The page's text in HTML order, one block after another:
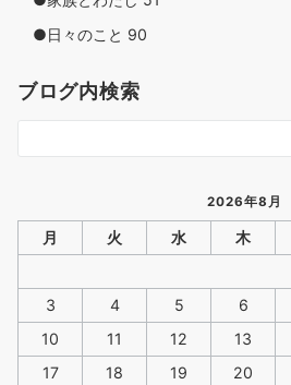
●日々のこと 90
ブログ内検索
2026年8月
月 火 水 木
3
4 5 6
10
11 12 13
17
18 19 20